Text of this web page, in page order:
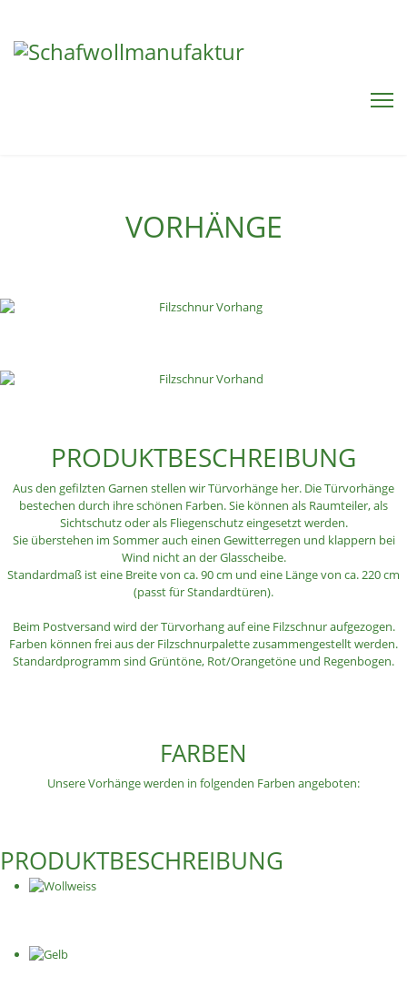
VORHÄNGE
PRODUKTBESCHREIBUNG
Aus den gefilzten Garnen stellen wir Türvorhänge her. Die Türvorhänge
bestechen durch ihre schönen Farben. Sie können als Raumteiler, als
Sichtschutz oder als Fliegenschutz eingesetzt werden.
Sie überstehen im Sommer auch einen Gewitterregen und klappern bei
Wind nicht an der Glasscheibe.
Standardmaß ist eine Breite von ca. 90 cm und eine Länge von ca. 220 cm
(passt für Standardtüren).
Beim Postversand wird der Türvorhang auf eine Filzschnur aufgezogen.
Farben können frei aus der Filzschnurpalette zusammengestellt werden.
Standardprogramm sind Grüntöne, Rot/Orangetöne und Regenbogen.
FARBEN
Unsere Vorhänge werden in folgenden Farben angeboten:
PRODUKTBESCHREIBUNG